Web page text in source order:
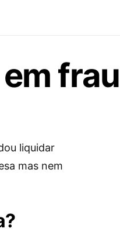
liquidar
mas nem